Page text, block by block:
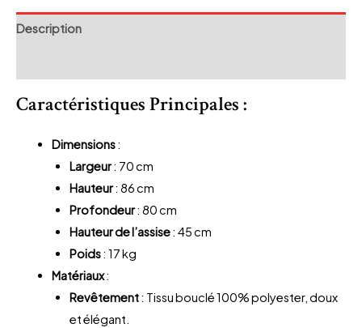
Description
Caractéristiques Principales:
Dimensions:
Largeur: 70 cm
Hauteur: 86 cm
Profondeur: 80 cm
Hauteur de l’assise: 45 cm
Poids: 17 kg
Matériaux:
Revêtement: Tissu bouclé 100% polyester, doux
et élégant.